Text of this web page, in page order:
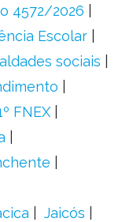
4572/2026
Escolar
sociais
FNEX
Jaicós